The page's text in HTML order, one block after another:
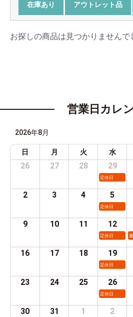
在庫あり アウトレット品
お探しの商品は見つかりませんで
営業日カレ
2026年8月
日 月 火 水
26 27 28 29
定休日
2 3 4 5
定休日
9 10 11 12
定休日
16 17 18 19
定休日
23 24 25 26
定休日
30 31 1 2